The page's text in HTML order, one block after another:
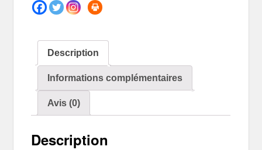
Description
Informations complémentaires
Avis (0)
Description